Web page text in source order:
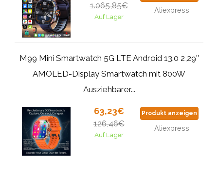
1.065,85€
Auf Lager
Aliexpress
M99 Mini Smartwatch 5G LTE Android 13.0 2,29''
AMOLED-Display Smartwatch mit 800W
Ausziehbarer...
63,23€
126,46€
Auf Lager
Produkt anzeigen
Aliexpress